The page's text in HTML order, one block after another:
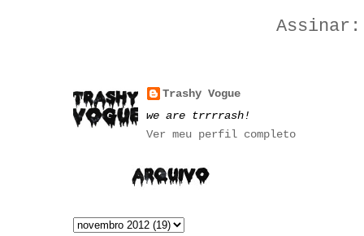
Trashy Vogue
we are trrrrash!
Ver meu perfil completo